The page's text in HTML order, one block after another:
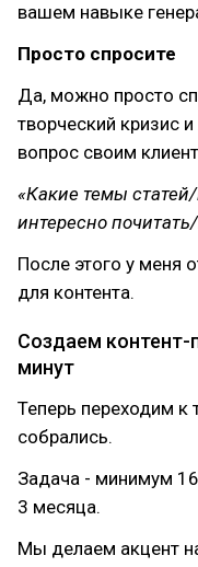
вашем навыке
Просто спросите
Да, можно просто
творческий кризис
вопрос своим
«Какие темы
интересно
После этого у меня
для контента.
Создаем контент-
минут
Теперь переходим к
собрались.
Задача - минимум
3 месяца.
Мы делаем акцент